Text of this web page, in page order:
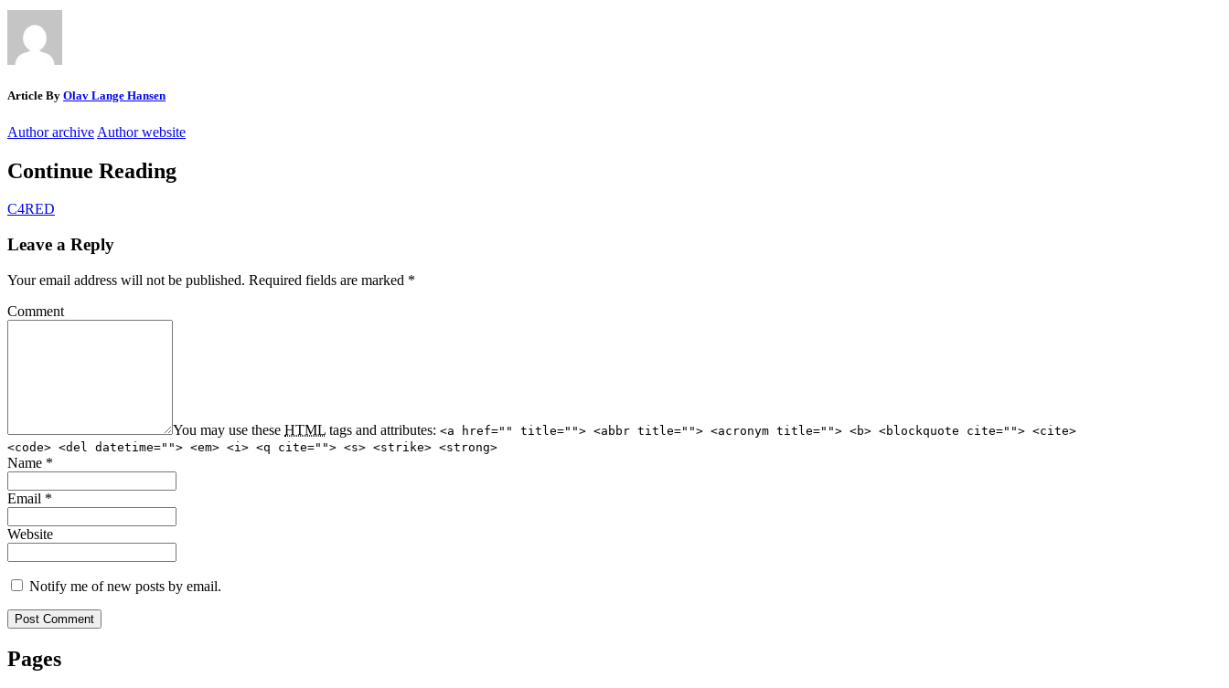
Article By Olav Lange Hansen
Author archive Author website
Continue Reading
C4RED
Leave a Reply
Your email address will not be published. Required fields are marked *
Comment
You may use these HTML tags and attributes: <a href="" title=""> <abbr title=""> <acronym title=""> <b> <blockquote cite=""> <cite>
<code> <del datetime=""> <em> <i> <q cite=""> <s> <strike> <strong>
Name *
Email *
Website
Notify me of new posts by email.
Pages